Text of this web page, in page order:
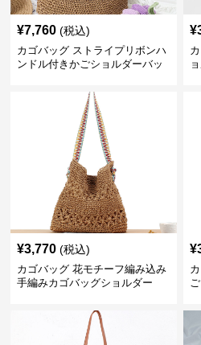
¥7,760 (税込)
カゴバッグ ストライプリボンハ
ンドル付きかごショルダーバッ
¥
¥3,770 (税込)
カゴバッグ 花モチーフ編み込み
手編みカゴバッグショルダー
¥